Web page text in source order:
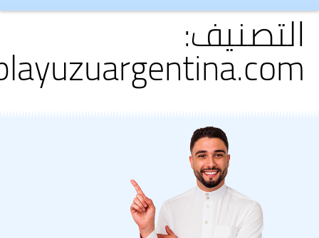
التصنيف:
playuzuargentina.com